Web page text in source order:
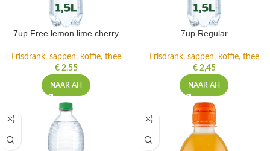
7up Free lemon lime cherry
Frisdrank, sappen, koffie, thee
€2,55
NAAR AH
7up Regular
Frisdrank, sappen, koffie, thee
€2,45
NAAR AH